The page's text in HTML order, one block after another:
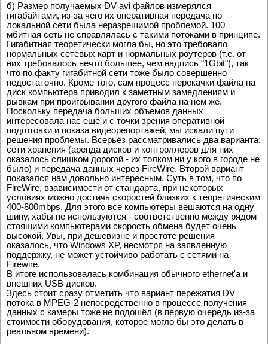
б) Размер получаемых DV avi файлов измерялся
гигабайтами, из-за чего их оперативная передача по
локальной сети была неразрешимой проблемой. 100
мбитная сеть не справлялась с такими потоками в принципе.
Гигабитная теоретически могла бы, но это требовало
нормальных сетевых карт и нормальных роутеров (т.е. от
них требовалось нечто большее, чем надпись "1Gbit"), так
что по факту гигабитной сети тоже было совершенно
недостаточно. Кроме того, сам процесс перекачки файла на
диск компьютера приводил к заметным замедлениям и
рывкам при проигрывании другого файла на нём же.
Поскольку передача больших объемов данных
интересовала нас ещё и с точки зрения оперативной
подготовки и показа видеорепортажей, мы искали пути
решения проблемы. Всерьёз рассматривались два варианта:
сети хранения (аренда дисков и контроллеров для них
оказалось слишком дорогой - их толком ни у кого в городе не
было) и передача данных через FireWire. Второй вариант
показался нам довольно интересным. Суть в том, что по
FireWire, взависимости от стандарта, при некоторых
условиях можно достичь скоростей близких к теоретическим
400-800mbps. Для этого все компьютеры вешаются на одну
шину, хабы не используются - соответственно между рядом
стоящими компьютерами скорость обмена будет очень
высокой. Увы, при дешевизне и простоте решения
оказалось, что Windows XP, несмотря на заявленную
поддержку, не может устойчиво работать с сетями на
Firewire.
В итоге использовалась комбинация обычного ethernet'a и
внешних USB дисков.
Здесь стоит сразу отметить что вариант пережатия DV
потока в MPEG-2 непосредственно в процессе получения
данных с камеры тоже не подошёл (в первую очередь из-за
стоимости оборудования, которое могло бы это делать в
реальном времени).